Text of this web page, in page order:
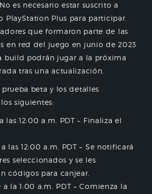
es necesario estar suscrito a
PlayStation Plus para participar.
que formaron parte de las
en red del juego en junio de 2023
build podrán jugar a la próxima
tras una actualización.
prueba beta y los detalles
siguientes:
las 12:00 a.m. PDT – Finaliza el
las 12:00 a.m. PDT – Se notificará
seleccionados y se les
códigos para canjear.
la 1:00 a.m. PDT – Comienza la